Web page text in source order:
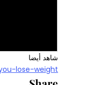
شاهد أيضا
lose-weight/